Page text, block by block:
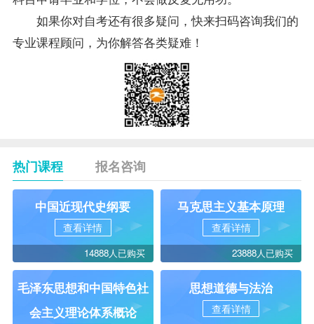
如果你对自考还有很多疑问，快来扫码咨询我们的
专业课程顾问，为你解答各类疑难！
热门课程 报名咨询
中国近现代史纲要
查看详情
14888人已购买
马克思主义基本原理
查看详情
23888人已购买
毛泽东思想和中国特色社
会主义理论体系概论
思想道德与法治
查看详情